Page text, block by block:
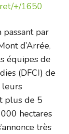
+/1650
passant par
d’Arrée,
équipes de
(DFCI) de
leurs
plus de 5
hectares
très